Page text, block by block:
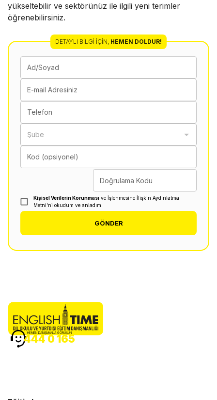
yükseltebilir ve sektörünüz ile ilgili yeni terimler
öğrenebilirsiniz.
DETAYLI BILGI İÇIN, HEMEN DOLDUR!
Ad/Soyad
E-mail Adresiniz
Telefon
Şube
Kod (opsiyonel)
Doğrulama Kodu
Kişisel Verilerin Korunması ve İşlenmesine İlişkin Aydınlatma
Metni'ni okudum ve anladım.
GÖNDER
HEMEN DANIŞMANLA GÖRÜŞÜN
444 0 165